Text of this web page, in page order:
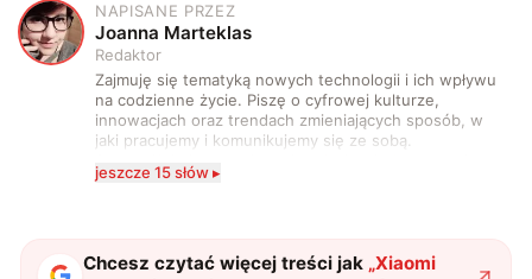
J
NAPISANE PRZEZ
Joanna Marteklas
Redaktor
Zajmuję się tematyką nowych technologii i ich wpływu
na codzienne życie. Piszę o cyfrowej kulturze,
innowacjach oraz trendach zmieniających sposób, w
jaki pracujemy i komunikujemy się ze sobą.
Szczególnie interesuje mnie relacja między rozwojem
technologii a współczesną popkulturą. W wolnych
jeszcze 15 słów ▸
Chcesz czytać więcej treści jak „Xiaomi